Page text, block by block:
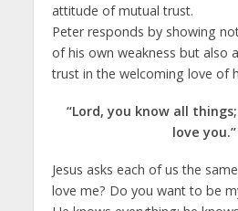
attitude of mutual trust.
Peter responds by showing
of his own weakness but also
trust in the welcoming love of
“Lord, you know all
love you.”
Jesus asks each of us the
love me? Do you want to be